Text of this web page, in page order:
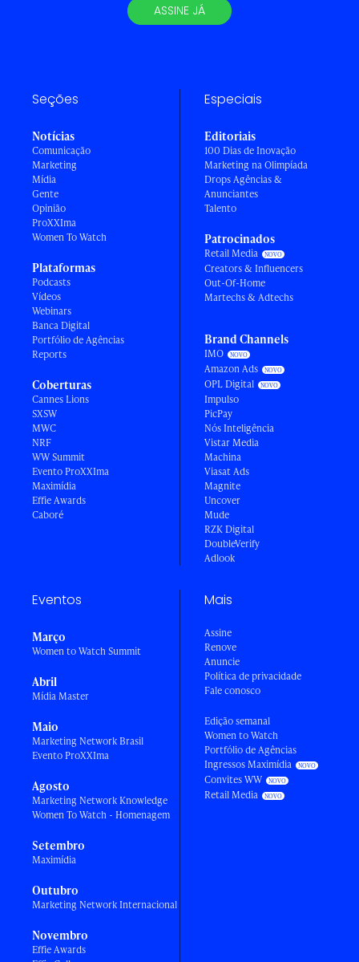
ASSINE JÁ
Seções
Notícias
Comunicação
Marketing
Mídia
Gente
Opinião
ProXXIma
Women To Watch
Plataformas
Podcasts
Vídeos
Webinars
Banca Digital
Portfólio de Agências
Reports
Coberturas
Cannes Lions
SXSW
MWC
NRF
WW Summit
Evento ProXXIma
Maximídia
Effie Awards
Caboré
Especiais
Editoriais
100 Dias de Inovação
Marketing na Olimpíada
Drops Agências &
Anunciantes
Talento
Patrocinados
Retail Media
Creators & Influencers
Out-Of-Home
Martechs & Adtechs
Brand Channels
IMO
Amazon Ads
OPL Digital
Impulso
PicPay
Nós Inteligência
Vistar Media
Machina
Viasat Ads
Magnite
Uncover
Mude
RZK Digital
DoubleVerify
Adlook
Eventos
Março
Women to Watch Summit
Abril
Mídia Master
Maio
Marketing Network Brasil
Evento ProXXIma
Agosto
Marketing Network Knowledge
Women To Watch - Homenagem
Setembro
Maximídia
Outubro
Marketing Network Internacional
Novembro
Effie Awards
Mais
Assine
Renove
Anuncie
Política de privacidade
Fale conosco
Edição semanal
Women to Watch
Portfólio de Agências
Ingressos Maximídia
Convites WW
Retail Media